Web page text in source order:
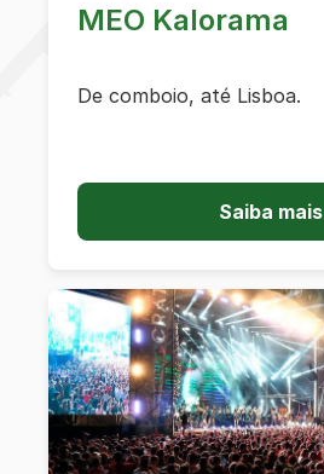
MEO Kalorama
De comboio, até Lisboa.
Saiba mais